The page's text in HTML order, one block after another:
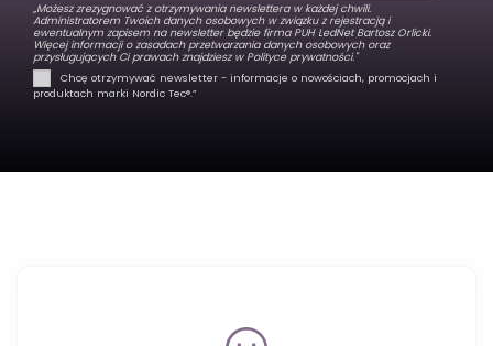
„Możesz zrezygnować z otrzymywania newslettera w każdej chwili.
Administratorem Twoich danych osobowych w związku z rejestracją i
ewentualnym zapisem na newsletter będzie firma PUH LedNet Bartosz Orlicki.
Więcej informacji o zasadach przetwarzania danych osobowych oraz
przysługujących Ci prawach znajdziesz wPolityce prywatności."
Chcę otrzymywać newsletter - informacje o nowościach, promocjach i
produktach marki Nordic Tec®️.”